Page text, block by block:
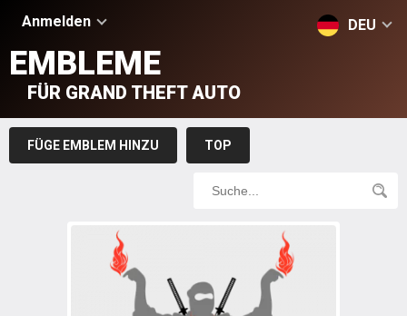
Anmelden DEU
EMBLEME
FÜR GRAND THEFT AUTO
FÜGE EMBLEM HINZU TOP